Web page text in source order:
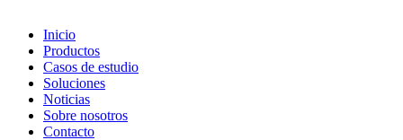
Inicio
Productos
Casos de estudio
Soluciones
Noticias
Sobre nosotros
Contacto